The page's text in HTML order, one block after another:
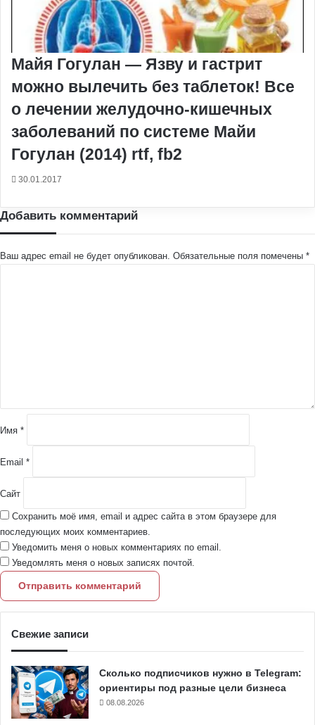
Майя Гогулан — Язву и гастрит
можно вылечить без таблеток! Все
о лечении желудочно-кишечных
заболеваний по системе Майи
Гогулан (2014) rtf, fb2
30.01.2017
Добавить комментарий
Ваш адрес email не будет опубликован. Обязательные поля помечены *
и
йИмя *
Email *
Сайт
Сохранить моё имя, email и адрес сайта в этом браузере для
последующих моих комментариев.
Уведомить меня о новых комментариях по email.
Уведомлять меня о новых записях почтой.
Свежие записи
Сколько подписчиков нужно в Telegram:
ориентиры под разные цели бизнеса
08.08.2026